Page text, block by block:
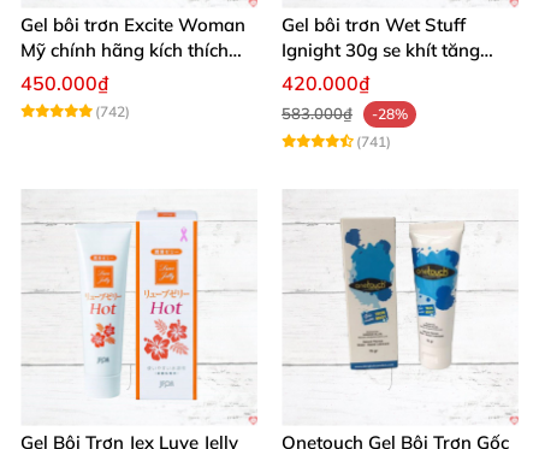
Gel bôi trơn Excite Woman
Mỹ chính hãng kích thích
khoái cảm nữ
450.000₫
(742)
Gel bôi trơn Wet Stuff
Ignight 30g se khít tăng
khoái cảm nữ hiệu quả
420.000₫
583.000₫
-28%
(741)
Gel Bôi Trơn Jex Luve Jelly
Onetouch Gel Bôi Trơn Gốc